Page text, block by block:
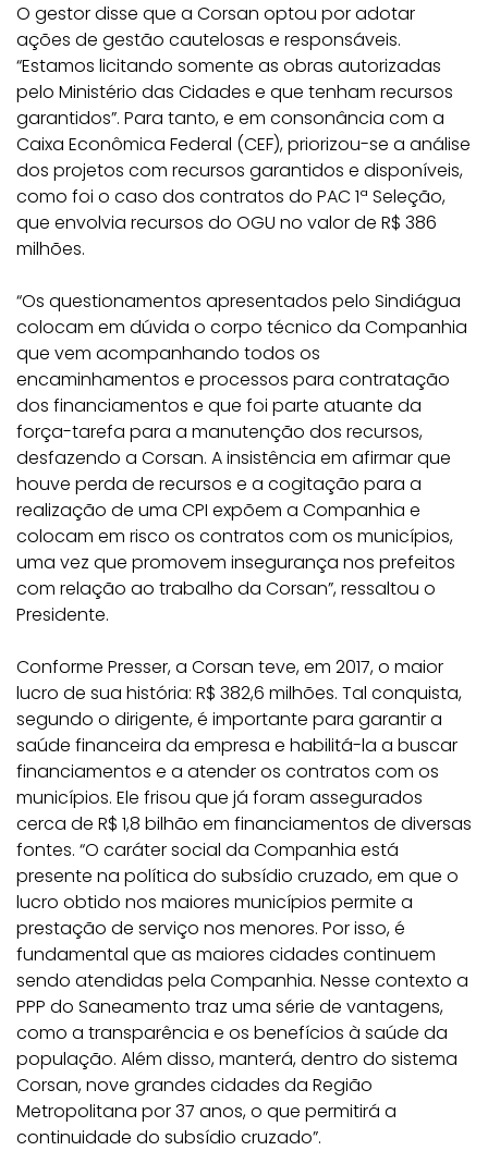
O gestor disse que a Corsan optou por adotar
ações de gestão cautelosas e responsáveis.
“Estamos licitando somente as obras autorizadas
pelo Ministério das Cidades e que tenham recursos
garantidos”. Para tanto, e em consonância com a
Caixa Econômica Federal (CEF), priorizou-se a análise
dos projetos com recursos garantidos e disponíveis,
como foi o caso dos contratos do PAC 1ª Seleção,
que envolvia recursos do OGU no valor de R$ 386
milhões.
“Os questionamentos apresentados pelo Sindiágua
colocam em dúvida o corpo técnico da Companhia
que vem acompanhando todos os
encaminhamentos e processos para contratação
dos financiamentos e que foi parte atuante da
força-tarefa para a manutenção dos recursos,
desfazendo a Corsan. A insistência em afirmar que
houve perda de recursos e a cogitação para a
realização de uma CPI expõem a Companhia e
colocam em risco os contratos com os municípios,
uma vez que promovem insegurança nos prefeitos
com relação ao trabalho da Corsan”, ressaltou o
Presidente.
Conforme Presser, a Corsan teve, em 2017, o maior
lucro de sua história: R$ 382,6 milhões. Tal conquista,
segundo o dirigente, é importante para garantir a
saúde financeira da empresa e habilitá-la a buscar
financiamentos e a atender os contratos com os
municípios. Ele frisou que já foram assegurados
cerca de R$ 1,8 bilhão em financiamentos de diversas
fontes. “O caráter social da Companhia está
presente na política do subsídio cruzado, em que o
lucro obtido nos maiores municípios permite a
prestação de serviço nos menores. Por isso, é
fundamental que as maiores cidades continuem
sendo atendidas pela Companhia. Nesse contexto a
PPP do Saneamento traz uma série de vantagens,
como a transparência e os benefícios à saúde da
população. Além disso, manterá, dentro do sistema
Corsan, nove grandes cidades da Região
Metropolitana por 37 anos, o que permitirá a
continuidade do subsídio cruzado”.